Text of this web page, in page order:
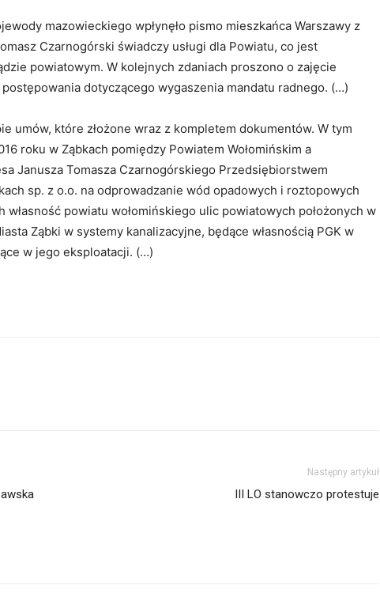
mazowieckiego wpłynęło pismo mieszkańca Warszawy z
Czarnogórski świadczy usługi dla Powiatu, co jest
powiatowym. W kolejnych zdaniach proszono o zajęcie
dotyczącego wygaszenia mandatu radnego. (…)
umów, które złożone wraz z kompletem dokumentów. W tym
roku w Ząbkach pomiędzy Powiatem Wołomińskim a
Janusza Tomasza Czarnogórskiego Przedsiębiorstwem
sp. z o.o. na odprowadzanie wód opadowych i roztopowych
własność powiatu wołomińskiego ulic powiatowych położonych w
Ząbki w systemy kanalizacyjne, będące własnością PGK w
w jego eksploatacji. (…)
Następny artykuł
III LO stanowczo protestuje